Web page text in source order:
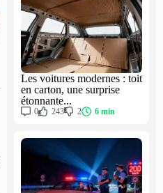
Les voitures modernes : toit
en carton, une surprise
étonnante...
0 243 2 6 min